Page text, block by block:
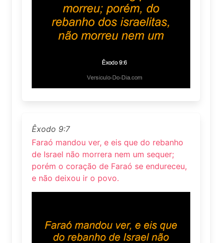
Êxodo 9:7
Faraó mandou ver, e eis que do rebanho
de Israel não morrera nem um sequer;
porém o coração de Faraó se endureceu,
e não deixou ir o povo.